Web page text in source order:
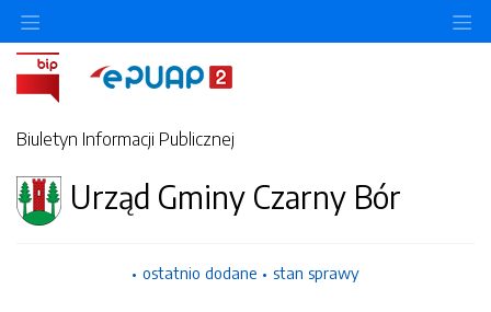
Biuletyn Informacji Publicznej
Urząd Gminy Czarny Bór
ostatnio dodane stan sprawy